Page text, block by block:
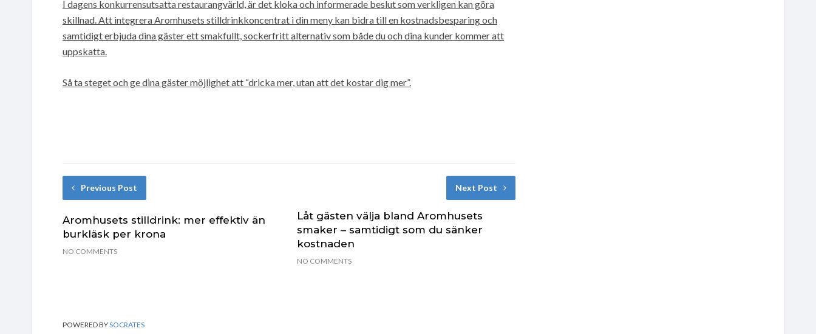
I dagens konkurrensutsatta restaurangvärld, är det kloka och informerade beslut som verkligen kan göra
skillnad. Att integrera Aromhusets stilldrinkkoncentrat i din meny kan bidra till en kostnadsbesparing och
samtidigt erbjuda dina gäster ett smakfullt, sockerfritt alternativ som både du och dina kunder kommer att
uppskatta.
Så ta steget och ge dina gäster möjlighet att “dricka mer, utan att det kostar dig mer”.
Previous Post
Aromhusets stilldrink: mer effektiv än
burkläsk per krona
NO COMMENTS
Next Post
Låt gästen välja bland Aromhusets
smaker – samtidigt som du sänker
kostnaden
NO COMMENTS
POWERED BYSOCRATES